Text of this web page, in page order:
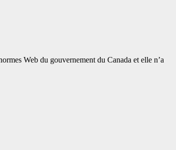
Web du gouvernement du Canada et elle n’a